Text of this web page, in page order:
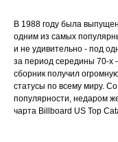
В 1988 году была
одним из самых
и не удивительно - под
за период середины 70-х
сборник получил
статусы по всему миру.
популярности, недаром
чарта Billboard US Top